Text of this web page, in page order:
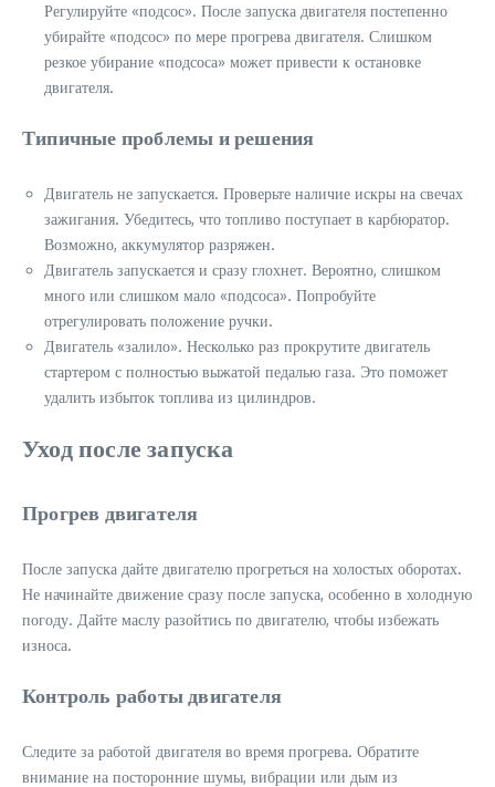
Регулируйте «подсос». После запуска двигателя постепенно
убирайте «подсос» по мере прогрева двигателя. Слишком
резкое убирание «подсоса» может привести к остановке
двигателя.
Типичные проблемы и решения
Двигатель не запускается. Проверьте наличие искры на свечах
зажигания. Убедитесь, что топливо поступает в карбюратор.
Возможно, аккумулятор разряжен.
Двигатель запускается и сразу глохнет. Вероятно, слишком
много или слишком мало «подсоса». Попробуйте
отрегулировать положение ручки.
Двигатель «залило». Несколько раз прокрутите двигатель
стартером с полностью выжатой педалью газа. Это поможет
удалить избыток топлива из цилиндров.
Уход после запуска
Прогрев двигателя
После запуска дайте двигателю прогреться на холостых оборотах.
Не начинайте движение сразу после запуска, особенно в холодную
погоду. Дайте маслу разойтись по двигателю, чтобы избежать
износа.
Контроль работы двигателя
Следите за работой двигателя во время прогрева. Обратите
внимание на посторонние шумы, вибрации или дым из